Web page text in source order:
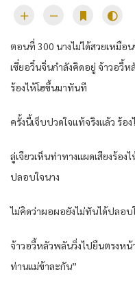
ตอนที่ 300 นางไม่ได้สวยเหมือน
เซี่ยอวิ๋นจิ่นกำลังคิดอยู่ จ้าวอวี้
ร้องไห้โฮขึ้นมาทันที
ครั้งนี้เจ็บปวดใจแท้จริงแล้ว ร้อ
ลู่เจียวเห็นท่าทางแผดเสียงร้อง
ปลอบใจนาง
ไม่คิดว่าผอผอยังไม่ทันได้ปลอบ
จ้าวอวี้หลัวพลันวิ่งไปยืนตรงหน้
ท่านแม่ข้าละกัน”